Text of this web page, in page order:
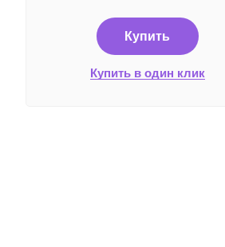
Купить
Купить в один клик